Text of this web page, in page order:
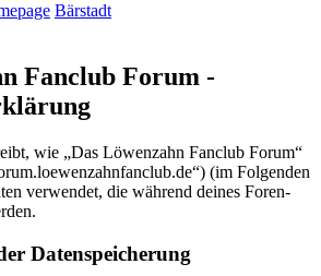
Bärstadt
Fanclub Forum -
wie „Das Löwenzahn Fanclub Forum“
(im Folgenden
verwendet, die während deines Foren-
Datenspeicherung